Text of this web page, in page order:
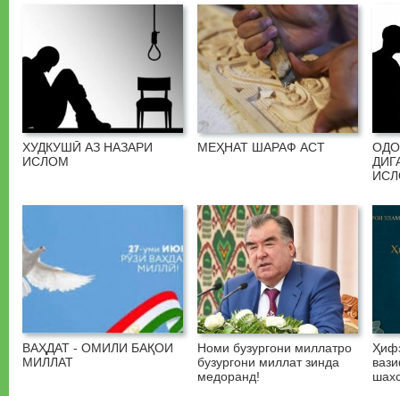
ХУДКУШӢ АЗ НАЗАРИ
ИСЛОМ
МЕҲНАТ ШАРАФ АСТ
ВАҲДАТ - ОМИЛИ БАҚОИ
МИЛЛАТ
Номи бузургони миллатро
бузургони миллат зинда
медоранд!